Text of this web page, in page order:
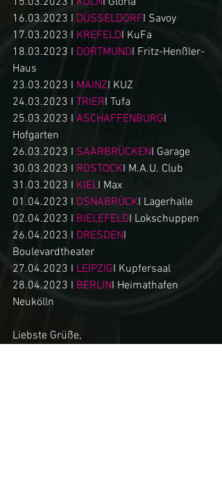
16.03.2023 I DÜSSELDORFI Savoy
17.03.2023 I KREFELDI KuFa
18.03.2023 I DORTMUNDI Fritz-Henßler-
Haus
23.03.2023 I MAINZI KUZ
24.03.2023 I TRIERI Tufa
25.03.2023 I ASCHAFFENBURGI
Hofgarten
26.03.2023 I SAARBRÜCKENI Garage
30.03.2023 I ROSTOCKI M.A.U. Club
31.03.2023 I KIELI Max
01.04.2023 I OSNABRÜCKI Lagerhalle
02.04.2023 I BIELEFELDI Lokschuppen
26.04.2023 I DRESDENI
Boulevardtheater
27.04.2023 I LEIPZIGI Kupfersaal
28.04.2023 I BERLINI Heimathafen
Neukölln
Liebste Grüße,